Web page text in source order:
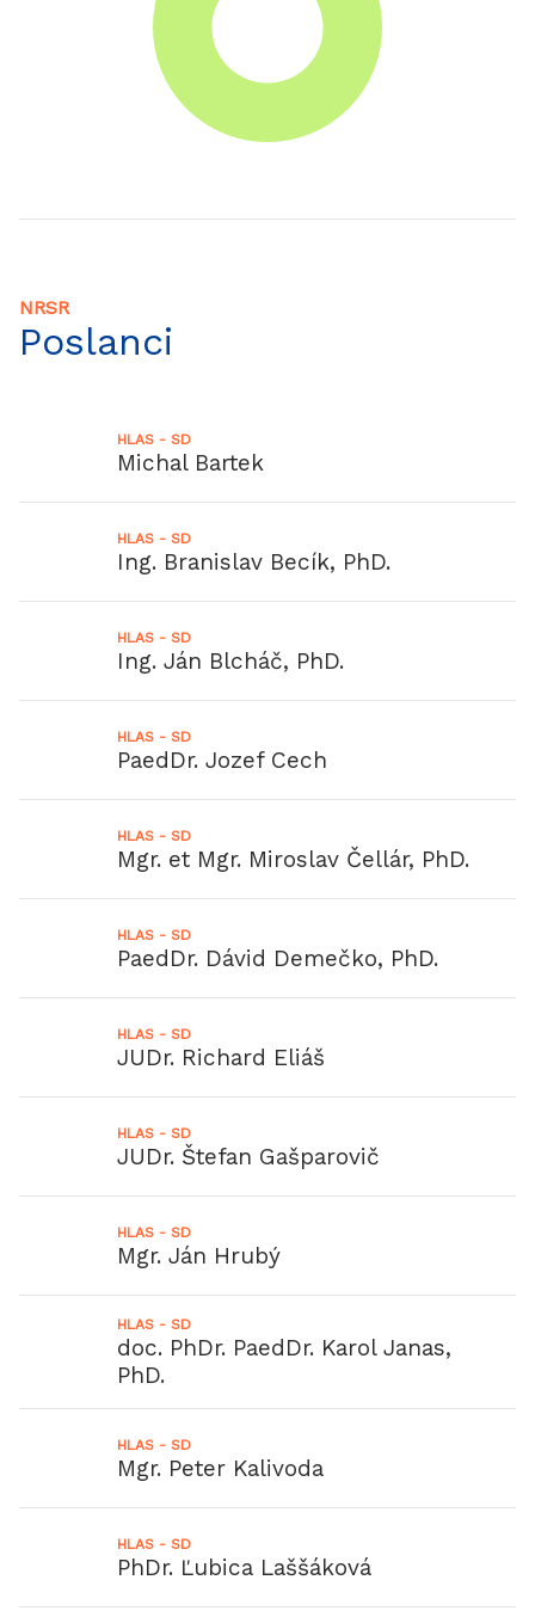
NRSR
Poslanci
HLAS - SD
Michal Bartek
HLAS - SD
Ing. Branislav Becík, PhD.
HLAS - SD
Ing. Ján Blcháč, PhD.
HLAS - SD
PaedDr. Jozef Cech
HLAS - SD
Mgr. et Mgr. Miroslav Čellár, PhD.
HLAS - SD
PaedDr. Dávid Demečko, PhD.
HLAS - SD
JUDr. Richard Eliáš
HLAS - SD
JUDr. Štefan Gašparovič
HLAS - SD
Mgr. Ján Hrubý
HLAS - SD
doc. PhDr. PaedDr. Karol Janas,
PhD.
HLAS - SD
Mgr. Peter Kalivoda
HLAS - SD
PhDr. Ľubica Laššáková